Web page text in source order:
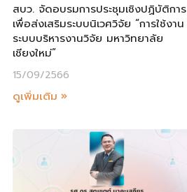
สบว. จัดอบรมการประชุมเชิงปฏิบัติการ
เพื่อส่งเสริมระบบนิเวศวิจัย “การใช้งาน
ระบบบริหารงานวิจัย มหาวิทยาลัย
เชียงใหม่”
15/09/2566
ดูเพิ่มเติม »